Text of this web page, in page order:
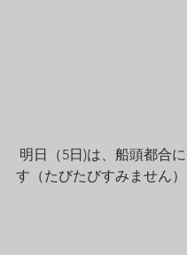
す（たびたびすみません）